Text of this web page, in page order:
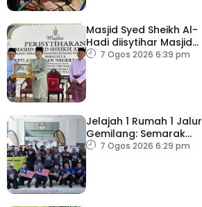
Masjid Syed Sheikh Al-
Hadi diisytihar Masjid
Pelancongan Negeri
7 Ogos 2026 6:39 pm
Jelajah 1 Rumah 1 Jalur
Gemilang: Semarak
semangat patriotisme
7 Ogos 2026 6:29 pm